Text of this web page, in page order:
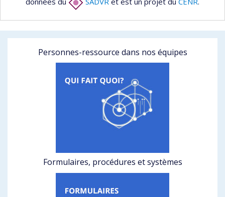
Personnes-ressource dans nos équipes
Formulaires, procédures et systèmes